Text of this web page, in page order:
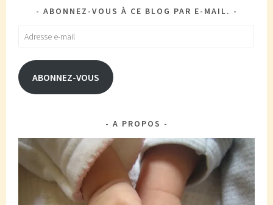
ABONNEZ-VOUS À CE BLOG PAR E-MAIL.
Adresse
mail
ABONNEZ-VOUS
A PROPOS